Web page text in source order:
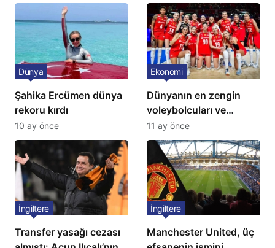
Şahika Ercümen dünya
rekoru kırdı
Dünya
10 ay önce
Dünyanın en zengin
voleybolcuları ve
servetleri açıklandı:
Listede 2 Türk yıldız
bulunuyor
Ekonomi
11 ay önce
Transfer yasağı cezası
İngiltere
Manchester United, üç
İngiltere